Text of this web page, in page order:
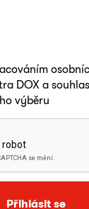
DOX a
výběru
Přihlásit se